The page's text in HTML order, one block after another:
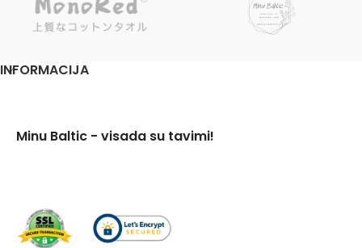
INFORMACIJA
Minu Baltic - visada su tavimi!